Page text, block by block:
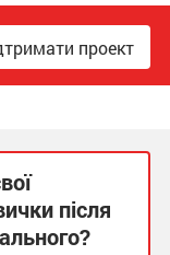
проект
після